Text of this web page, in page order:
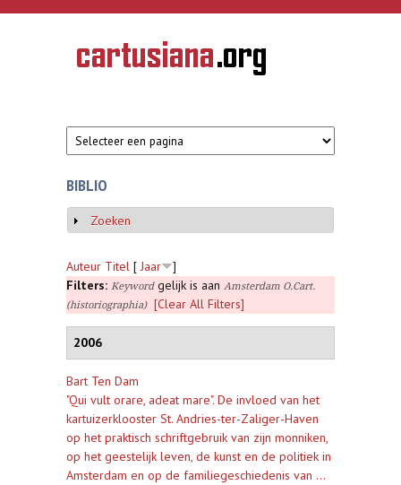
Overslaan en naar de inhoud gaan
CARTUSIANA
Geschiedenis
van de
BIBLIO
Weergeven
Zoeken
Auteur Titel [ Jaar
]
Filters: Keywordgelijk is aan Amsterdam O.Cart.
(historiographia)
[Clear All Filters]
2006
Bart Ten Dam
"Qui vult orare, adeat mare". De invloed van het
kartuizerklooster St. Andries-ter-Zaliger-Haven
op het praktisch schriftgebruik van zijn monniken,
op het geestelijk leven, de kunst en de politiek in
Amsterdam en op de familiegeschiedenis van ...